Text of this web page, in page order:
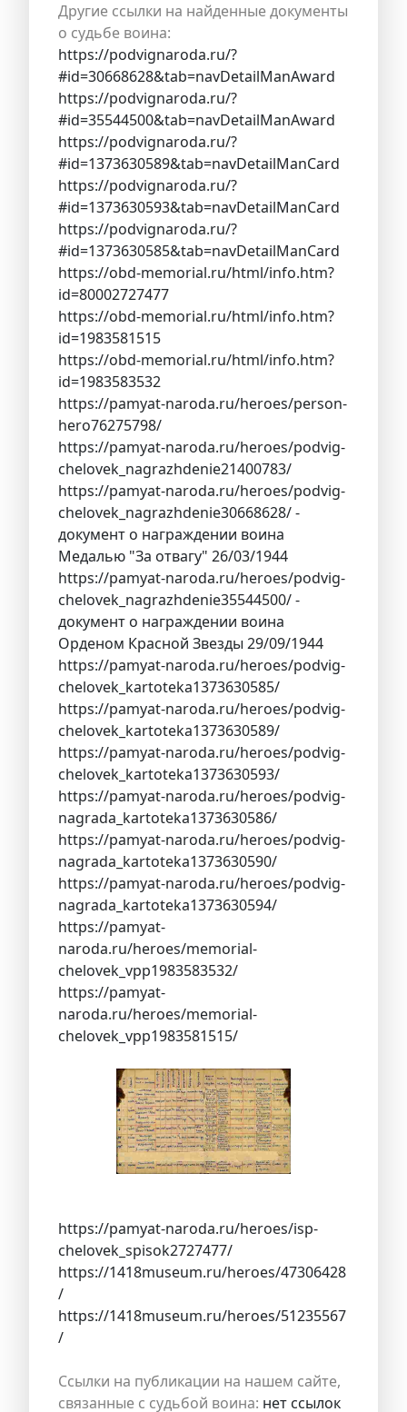
Другие ссылки на найденные документы
о судьбе воина:
https://podvignaroda.ru/?
#id=30668628&tab=navDetailManAward
https://podvignaroda.ru/?
#id=35544500&tab=navDetailManAward
https://podvignaroda.ru/?
#id=1373630589&tab=navDetailManCard
https://podvignaroda.ru/?
#id=1373630593&tab=navDetailManCard
https://podvignaroda.ru/?
#id=1373630585&tab=navDetailManCard
https://obd-memorial.ru/html/info.htm?
id=80002727477
https://obd-memorial.ru/html/info.htm?
id=1983581515
https://obd-memorial.ru/html/info.htm?
id=1983583532
https://pamyat-naroda.ru/heroes/person-
hero76275798/
https://pamyat-naroda.ru/heroes/podvig-
chelovek_nagrazhdenie21400783/
https://pamyat-naroda.ru/heroes/podvig-
chelovek_nagrazhdenie30668628/ -
документ о награждении воина
Медалью "За отвагу" 26/03/1944
https://pamyat-naroda.ru/heroes/podvig-
chelovek_nagrazhdenie35544500/ -
документ о награждении воина
Орденом Красной Звезды 29/09/1944
https://pamyat-naroda.ru/heroes/podvig-
chelovek_kartoteka1373630585/
https://pamyat-naroda.ru/heroes/podvig-
chelovek_kartoteka1373630589/
https://pamyat-naroda.ru/heroes/podvig-
chelovek_kartoteka1373630593/
https://pamyat-naroda.ru/heroes/podvig-
nagrada_kartoteka1373630586/
https://pamyat-naroda.ru/heroes/podvig-
nagrada_kartoteka1373630590/
https://pamyat-naroda.ru/heroes/podvig-
nagrada_kartoteka1373630594/
https://pamyat-
naroda.ru/heroes/memorial-
chelovek_vpp1983583532/
https://pamyat-
naroda.ru/heroes/memorial-
chelovek_vpp1983581515/
https://pamyat-naroda.ru/heroes/isp-
chelovek_spisok2727477/
https://1418museum.ru/heroes/47306428
/
https://1418museum.ru/heroes/51235567
/
Ссылки на публикации на нашем сайте,
связанные с судьбой воина: нет ссылок